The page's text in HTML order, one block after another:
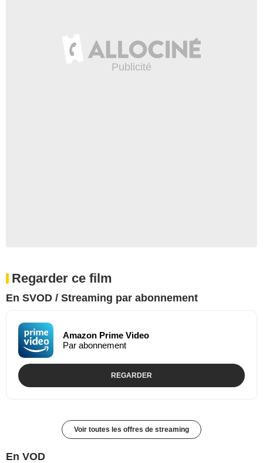
Regarder ce film
En SVOD / Streaming par abonnement
Amazon Prime Video
Par abonnement
REGARDER
Voir toutes les offres de streaming
En VOD